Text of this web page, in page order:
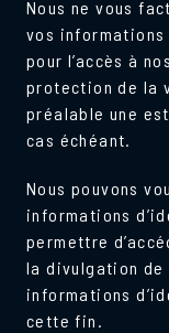
Nous ne vous
vos informations
pour l’accès à
protection de la
préalable une
cas échéant.
Nous pouvons
informations
permettre
la divulgation de
informations
cette fin.